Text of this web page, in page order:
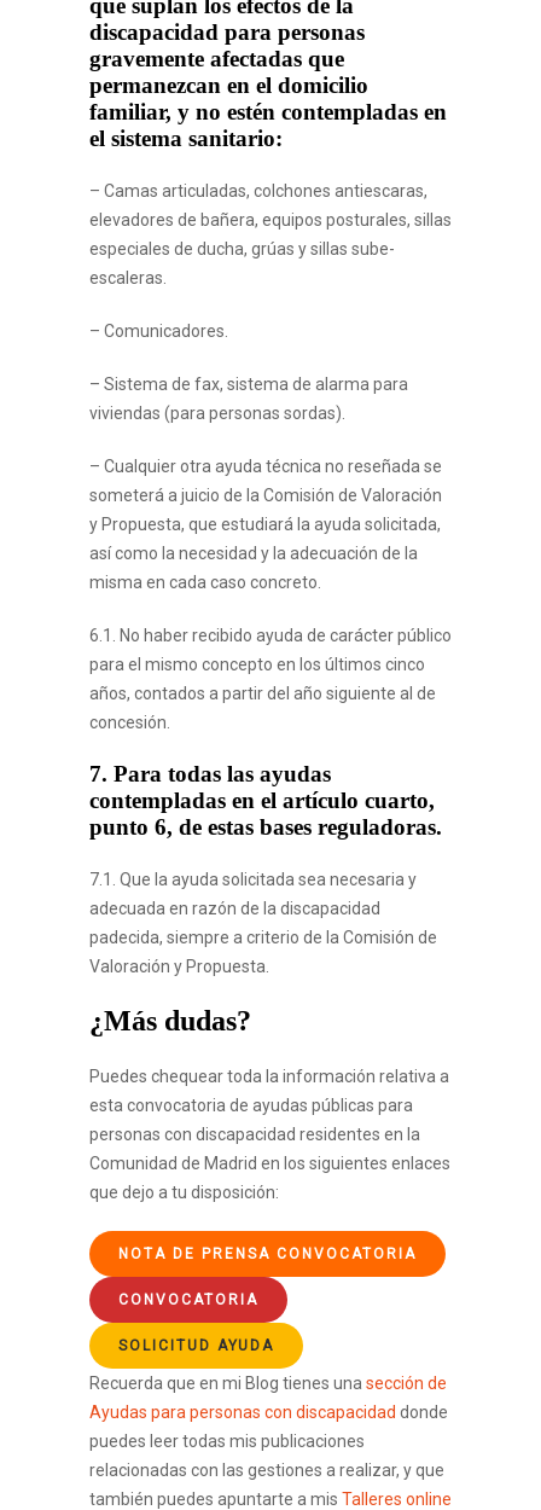
que suplan los efectos de la
discapacidad para personas
gravemente afectadas que
permanezcan en el domicilio
familiar, y no estén contempladas en
el sistema sanitario:
– Camas articuladas, colchones antiescaras,
elevadores de bañera, equipos posturales, sillas
especiales de ducha, grúas y sillas sube-
escaleras.
– Comunicadores.
– Sistema de fax, sistema de alarma para
viviendas (para personas sordas).
– Cualquier otra ayuda técnica no reseñada se
someterá a juicio de la Comisión de Valoración
y Propuesta, que estudiará la ayuda solicitada,
así como la necesidad y la adecuación de la
misma en cada caso concreto.
6.1. No haber recibido ayuda de carácter público
para el mismo concepto en los últimos cinco
años, contados a partir del año siguiente al de
concesión.
7. Para todas las ayudas
contempladas en el artículo cuarto,
punto 6, de estas bases reguladoras.
7.1. Que la ayuda solicitada sea necesaria y
adecuada en razón de la discapacidad
padecida, siempre a criterio de la Comisión de
Valoración y Propuesta.
¿Más dudas?
Puedes chequear toda la información relativa a
esta convocatoria de ayudas públicas para
personas con discapacidad residentes en la
Comunidad de Madrid en los siguientes enlaces
que dejo a tu disposición:
NOTA DE PRENSA CONVOCATORIA
CONVOCATORIA
SOLICITUD AYUDA
Recuerda que en mi Blog tienes una sección de
Ayudas para personas con discapacidad donde
puedes leer todas mis publicaciones
relacionadas con las gestiones a realizar, y que
también puedes apuntarte a mis Talleres online